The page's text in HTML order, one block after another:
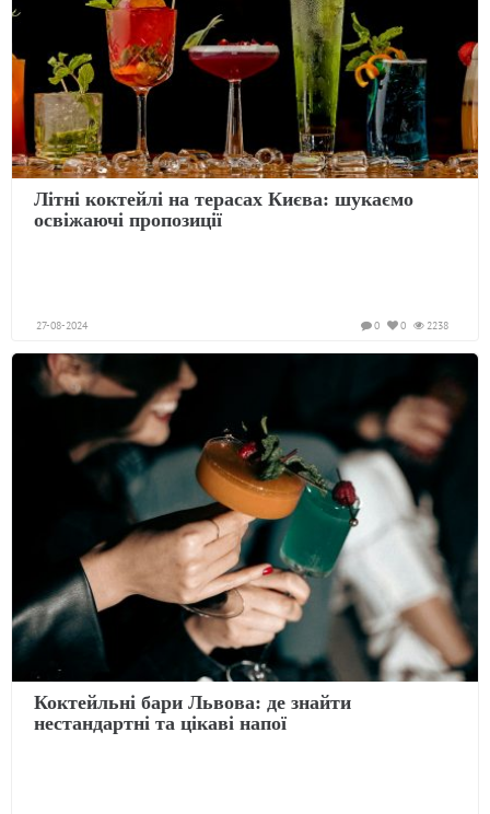
Літні коктейлі на терасах Києва: шукаємо
освіжаючі пропозиції
27-08-2024 2238
0
0
Коктейльні бари Львова: де знайти
нестандартні та цікаві напої